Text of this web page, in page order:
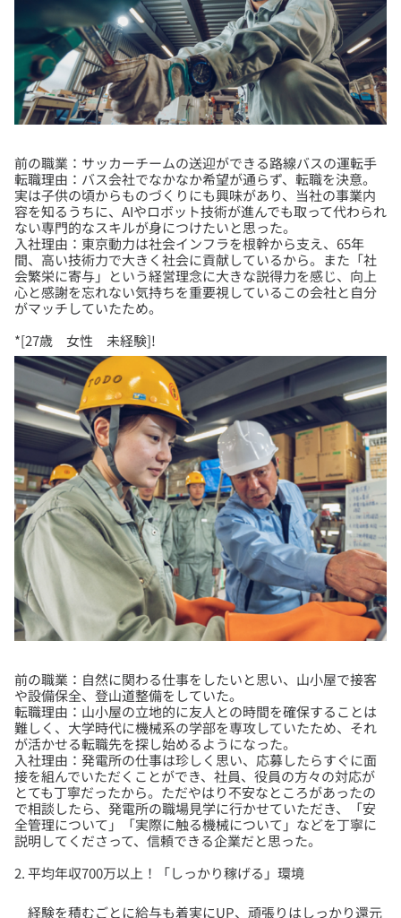
前の職業：サッカーチームの送迎ができる路線バスの運転手
転職理由：バス会社でなかなか希望が通らず、転職を決意。
実は子供の頃からものづくりにも興味があり、当社の事業内
容を知るうちに、AIやロボット技術が進んでも取って代わられ
ない専門的なスキルが身につけたいと思った。
入社理由：東京動力は社会インフラを根幹から支え、65年
間、高い技術力で大きく社会に貢献しているから。また「社
会繁栄に寄与」という経営理念に大きな説得力を感じ、向上
心と感謝を忘れない気持ちを重要視しているこの会社と自分
*[27歳 女性 未経験]!
前の職業：自然に関わる仕事をしたいと思い、山小屋で接客
や設備保全、登山道整備をしていた。
転職理由：山小屋の立地的に友人との時間を確保することは
難しく、大学時代に機械系の学部を専攻していたため、それ
が活かせる転職先を探し始めるようになった。
入社理由：発電所の仕事は珍しく思い、応募したらすぐに面
接を組んでいただくことができ、社員、役員の方々の対応が
とても丁寧だったから。ただやはり不安なところがあったの
で相談したら、発電所の職場見学に行かせていただき、「安
全管理について」「実際に触る機械について」などを丁寧に
2. 平均年収700万以上！「しっかり稼げる」環境
経験を積むごとに給与も着実にUP、頑張りはしっかり還元